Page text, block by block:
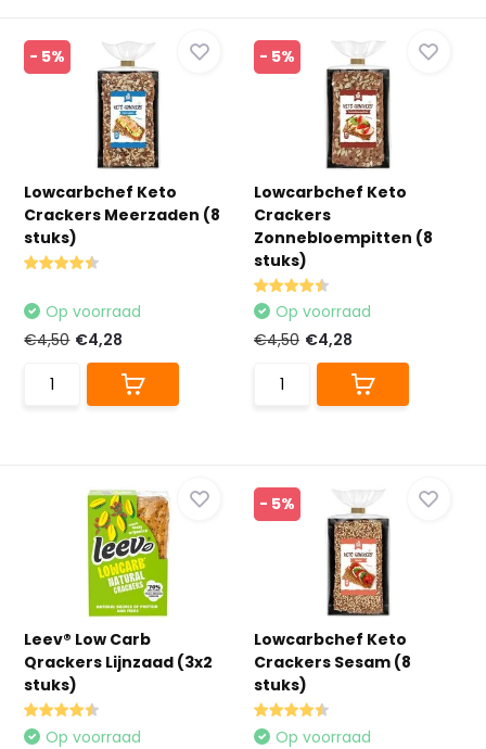
- 5%
Lowcarbchef Keto
Crackers Meerzaden (8
stuks)
Op voorraad
€4,50 €4,28
- 5%
Lowcarbchef Keto
Crackers
Zonnebloempitten (8
stuks)
Op voorraad
€4,50 €4,28
Leev® Low Carb
Qrackers Lijnzaad (3x2
stuks)
Op voorraad
- 5%
Lowcarbchef Keto
Crackers Sesam (8
stuks)
Op voorraad